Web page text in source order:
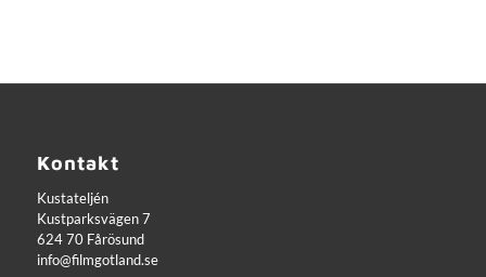
Kontakt
Kustateljén
Kustparksvägen 7
624 70 Fårösund
info@filmgotland.se